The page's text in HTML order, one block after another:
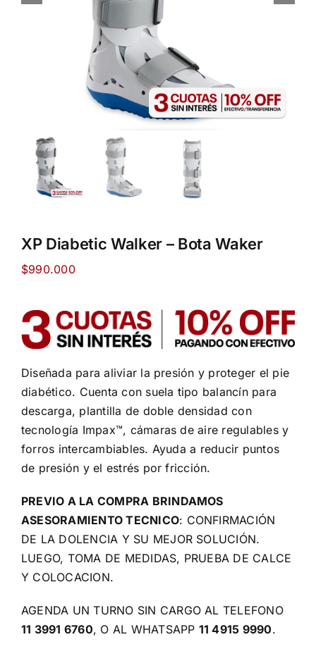
XP Diabetic Walker – Bota Waker
$990.000
Diseñada para aliviar la presión y proteger el pie
diabético. Cuenta con suela tipo balancín para
descarga, plantilla de doble densidad con
tecnología Impax™, cámaras de aire regulables y
forros intercambiables. Ayuda a reducir puntos
de presión y el estrés por fricción.
PREVIO A LA COMPRA BRINDAMOS
ASESORAMIENTO TECNICO: CONFIRMACIÓN
DE LA DOLENCIA Y SU MEJOR SOLUCIÓN.
LUEGO, TOMA DE MEDIDAS, PRUEBA DE CALCE
Y COLOCACION.
AGENDA UN TURNO SIN CARGO AL TELEFONO
11 3991 6760, O AL WHATSAPP 11 4915 9990.